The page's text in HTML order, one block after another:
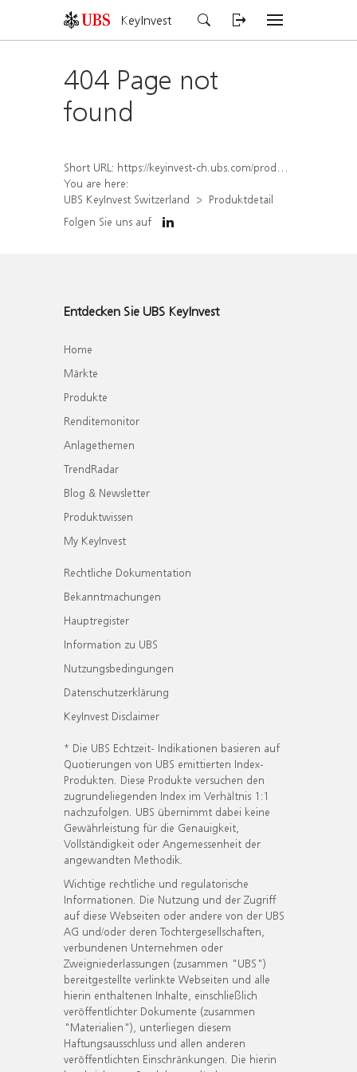
KeyInvest
404 Page not
found
Short URL: https://keyinvest-ch.ubs.com/produkt/detail/index/isin/CH1579764726
You are here:
UBS KeyInvest Switzerland
Produktdetail
Folgen Sie uns auf
Entdecken Sie UBS KeyInvest
Home
Märkte
Produkte
Renditemonitor
Anlagethemen
TrendRadar
Blog & Newsletter
Produktwissen
My KeyInvest
Rechtliche Dokumentation
Bekanntmachungen
Hauptregister
Information zu UBS
Nutzungsbedingungen
Datenschutzerklärung
KeyInvest Disclaimer
* Die UBS Echtzeit- Indikationen basieren auf
Quotierungen von UBS emittierten Index-
Produkten. Diese Produkte versuchen den
zugrundeliegenden Index im Verhältnis 1:1
nachzufolgen. UBS übernimmt dabei keine
Gewährleistung für die Genauigkeit,
Vollständigkeit oder Angemessenheit der
angewandten Methodik.
Wichtige rechtliche und regulatorische
Informationen. Die Nutzung und der Zugriff
auf diese Webseiten oder andere von der UBS
AG und/oder deren Tochtergesellschaften,
verbundenen Unternehmen oder
Zweigniederlassungen (zusammen "UBS")
bereitgestellte verlinkte Webseiten und alle
hierin enthaltenen Inhalte, einschließlich
veröffentlichter Dokumente (zusammen
"Materialien"), unterliegen diesem
Haftungsausschluss und allen anderen
veröffentlichten Einschränkungen. Die hierin